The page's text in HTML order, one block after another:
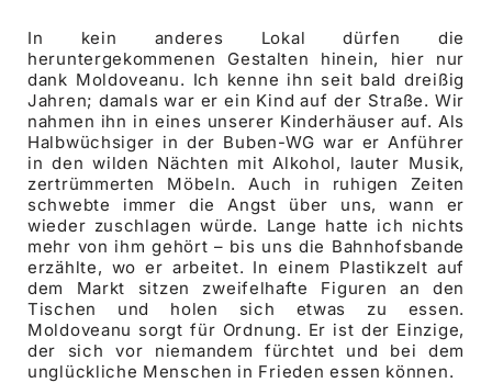
In kein anderes Lokal dürfen die
heruntergekommenen Gestalten hinein, hier nur
dank Moldoveanu. Ich kenne ihn seit bald dreißig
Jahren; damals war er ein Kind auf der Straße. Wir
nahmen ihn in eines unserer Kinderhäuser auf. Als
Halbwüchsiger in der Buben-WG war er Anführer
in den wilden Nächten mit Alkohol, lauter Musik,
zertrümmerten Möbeln. Auch in ruhigen Zeiten
schwebte immer die Angst über uns, wann er
wieder zuschlagen würde. Lange hatte ich nichts
mehr von ihm gehört – bis uns die Bahnhofsbande
erzählte, wo er arbeitet. In einem Plastikzelt auf
dem Markt sitzen zweifelhafte Figuren an den
Tischen und holen sich etwas zu essen.
Moldoveanu sorgt für Ordnung. Er ist der Einzige,
der sich vor niemandem fürchtet und bei dem
unglückliche Menschen in Frieden essen können.